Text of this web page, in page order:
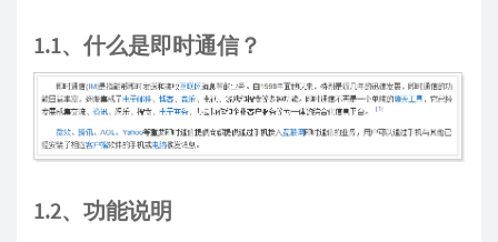
1.1、什么是即时通信？
1.2、功能说明